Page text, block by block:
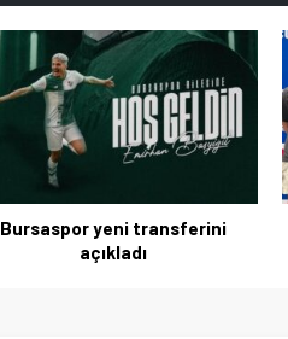
sorunu çözülüyor
3,6 milyar dolara ulaştı
tescil
Koçuk, Türkiye şampiyonu
oldu